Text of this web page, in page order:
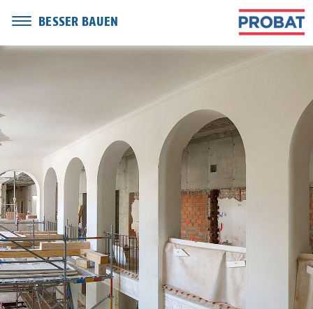
BESSER BAUEN